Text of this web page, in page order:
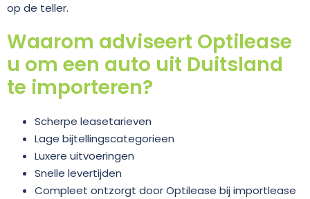
op de teller.
Waarom adviseert Optilease
u om een auto uit Duitsland
te importeren?
Scherpe leasetarieven
Lage bijtellingscategorieen
Luxere uitvoeringen
Snelle levertijden
Compleet ontzorgt door Optilease bij importlease